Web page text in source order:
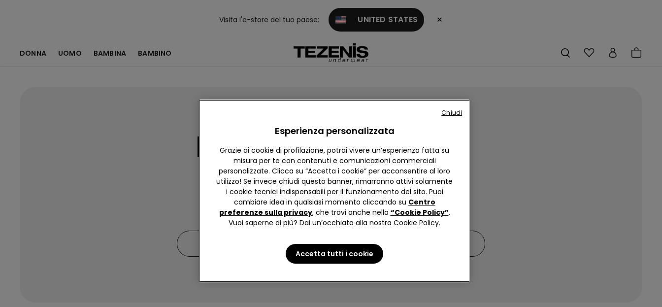
Il Cyber Monday è
finito!
Rimani aggiornato sulle novità del momento
UOMO BAMBINA
Visita l'e-store del tuo paese: UNITED STATES ×
DONNA UOMO BAMBINA BAMBINO
Esperienza personalizzata
Grazie ai cookie di profilazione, potrai vivere un’esperienza fatta su
misura per te con contenuti e comunicazioni commerciali
personalizzate. Clicca su “Accetta i cookie” per acconsentire al loro
utilizzo! Se invece chiudi questo banner, rimarranno attivi solamente
i cookie tecnici indispensabili per il funzionamento del sito. Puoi
cambiare idea in qualsiasi momento cliccando su Centro
preferenze sulla privacy, che trovi anche nella “Cookie Policy”.
Vuoi saperne di più? Dai un’occhiata alla nostra Cookie Policy.
Accetta tutti i cookie
Chiudi